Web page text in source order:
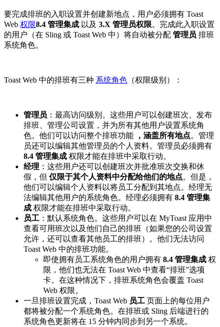
要完成排班的入职设置并创建新地点，用户必须拥有 Toast
Web 权限8.4 管理集成 以及 3.X 管理员权限。完成此入职设置
的用户（在 Sling 或 Toast Web 中）将自动被分配 管理员 排班
系统角色。
Toast Web 中的排班有三种 系统角色 （权限级别）：
管理员 ：最高访问级别。这些用户可以创建班次、发布
排班、管理公司设置，并为所有其他用户设置系统角
色。他们可以访问整个排班功能
，涵盖所有地点。管理
员还可以编辑其他管理员的个人资料。管理员必须拥有
8.4 管理集成 权限才能在排班中采取行动。
经理 ：这些用户还可以创建班次并批准班次交换和休
假，但 仅限于其个人资料中分配给他们的地点。但是，
他们可以编辑个人资料以将员工分配到其地点。经理无
法编辑其他用户的系统角色。经理必须拥有 8.4 管理集
成 权限才能在排班中采取行动。
员工 ：默认系统角色。这些用户可以在 MyToast 应用中
查看可用班次以及他们自己的排班（如果您的公司设置
允许，还可以查看其他员工的排班）。他们无法访问
Toast Web 中的排班功能。
即使拥有员工系统角色的用户拥有 8.4 管理集成 权
限，他们也无法在 Toast Web 中查看“排班”选项
卡。在这种情况下，排班系统角色会覆盖 Toast
Web 权限。
一旦排班设置完成，Toast Web 员工 页面上的每位用户
都将被分配一个系统角色。在排班或 Sling 后端进行的
系统角色更新将在 15 分钟内同步到另一个系统。